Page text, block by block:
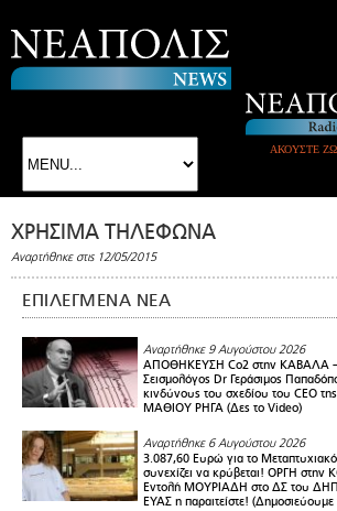
ΑΚΟΥΣΤΕ
ΧΡΗΣΙΜΑ ΤΗΛΕΦΩΝΑ
Αναρτήθηκε στις 12/05/2015
ΕΠΙΛΕΓΜΕΝΑ ΝΕΑ
Αναρτήθηκε 9 Αυγούστου 2026
ΑΠΟΘΗΚΕΥΣΗ Co2 στην ΚΑΒΑΛΑ –
Σεισμολόγος Dr Γεράσιμος
κινδύνους του σχεδίου του CEO
ΜΑΘΙΟΥ ΡΗΓΑ (Δες το Video)
Αναρτήθηκε 6 Αυγούστου 2026
3.087,60 Ευρώ για το
συνεχίζει να κρύβεται! ΟΡΓΗ
Εντολή ΜΟΥΡΙΑΔΗ στο ΔΣ του
ΕΥΑΣ η παραιτείστε!